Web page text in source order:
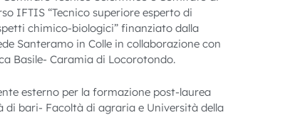
IFTIS “Tecnico superiore esperto di
chimico-biologici” finanziato dalla
Santeramo in Colle in collaborazione con
Basile- Caramia di Locorotondo.
esterno per la formazione post-laurea
di bari- Facoltà di agraria e Università della